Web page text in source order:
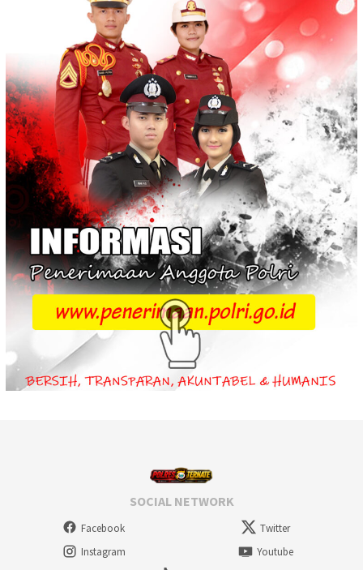
SOCIAL NETWORK
Facebook
Twitter
Instagram
Youtube